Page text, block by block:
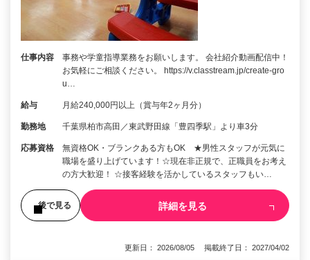
仕事内容
事務や学童指導業務をお願いします。 会社紹介動画配信中！
お気軽にご相談ください。 https://v.classtream.jp/create-gro
u…
給与 月給240,000円以上（賞与年2ヶ月分）
勤務地 千葉県柏市高田／東武野田線「豊四季駅」より車3分
応募資格
無資格OK・ブランクある方もOK ★男性スタッフが元気に
職場を盛り上げています！☆現在非正規で、正職員をお考え
の方大歓迎！ ☆接客経験を活かしているスタッフもい…
後で見る 詳細を見る
更新日： 2026/08/05 掲載終了日： 2027/04/02